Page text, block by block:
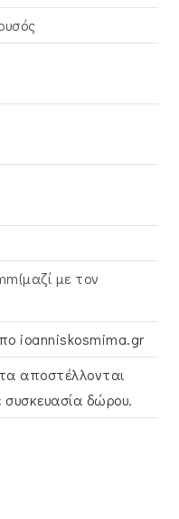
με τον
ioanniskosmima.gr
αποστέλλονται
δώρου.